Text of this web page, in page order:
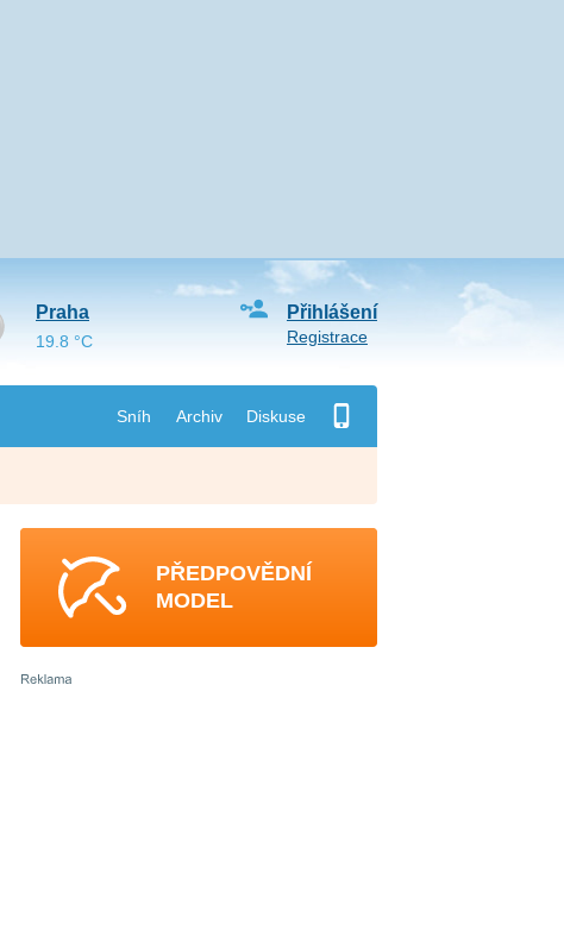
Sníh Archiv Diskuse
Přihlášení
Registrace
Praha
19.8 °C
PŘEDPOVĚDNÍ
MODEL